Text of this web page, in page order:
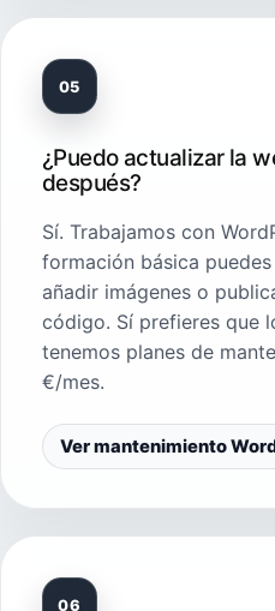
05
¿Puedo actualizar la
después?
Sí. Trabajamos con
formación básica
añadir imágenes o
código. Sí prefieres que
tenemos planes de
€/mes.
Ver mantenimiento
06